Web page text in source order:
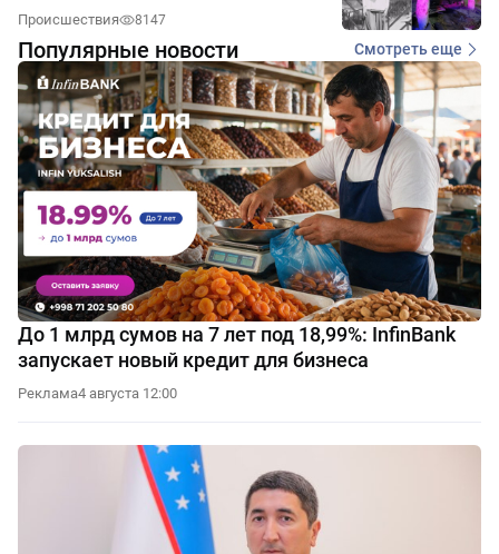
Происшествия 8147
Популярные новости Смотреть еще
До 1 млрд сумов на 7 лет под 18,99%: InfinBank
запускает новый кредит для бизнеса
Реклама4 августа 12:00